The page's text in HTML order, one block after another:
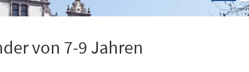
von 7-9 Jahren